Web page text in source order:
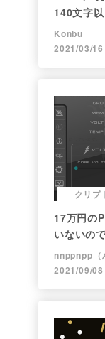
140文字
向け情報
Konbu
2021/03/16
クリプ
17万円の
いないの
nnppnpp（
2021/09/08